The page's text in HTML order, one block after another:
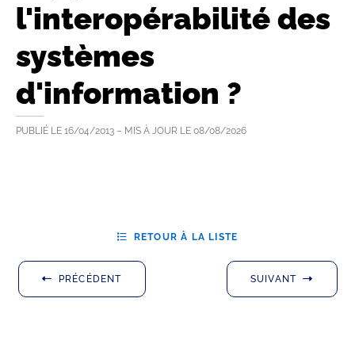
l'interopérabilité des
systèmes
d'information ?
PUBLIÉ LE 16/04/2013 – MIS À JOUR LE 08/08/2026
PRÉCÉDENT
RETOUR À LA LISTE
SUIVANT